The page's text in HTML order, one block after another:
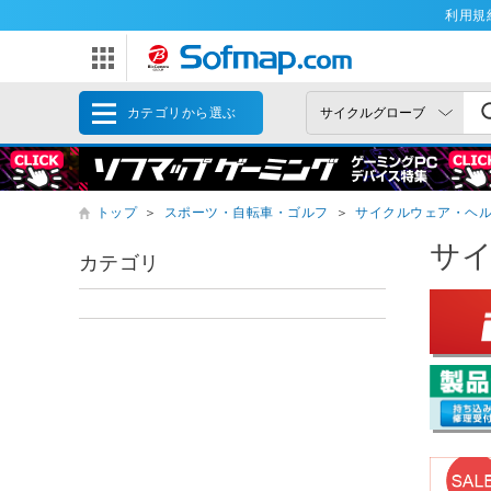
利用規
カテゴリから選ぶ
トップ ＞ スポーツ・自転車・ゴルフ ＞ サイクルウェア・ヘ
サ
カテゴリ